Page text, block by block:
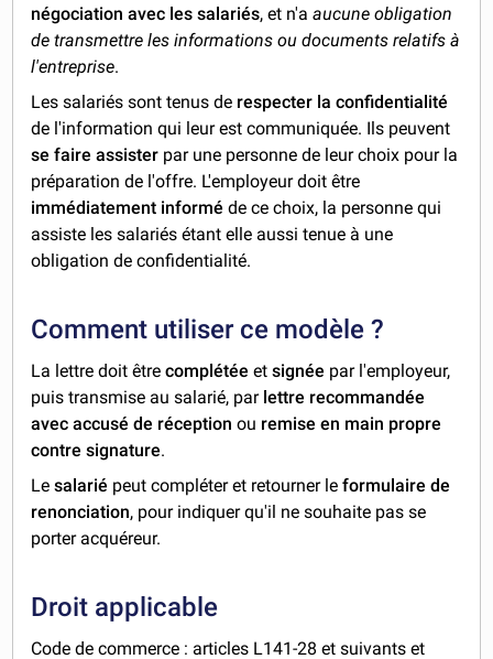
négociation avec les salariés, et n'aaucune obligation
de transmettre les informations ou documents relatifs à
l'entreprise.
Les salariés sont tenus de respecter la confidentialité
de l'information qui leur est communiquée. Ils peuvent
se faire assister par une personne de leur choix pour la
préparation de l'offre. L'employeur doit être
immédiatement informé de ce choix, la personne qui
assiste les salariés étant elle aussi tenue à une
obligation de confidentialité.
Comment utiliser ce modèle ?
La lettre doit êtrecomplétéeetsignée par l'employeur,
puis transmise au salarié, par lettre recommandée
avec accusé de réception ou remise en main propre
contre signature.
Lesalarié peut compléter et retourner leformulaire de
renonciation, pour indiquer qu'il ne souhaite pas se
porter acquéreur.
Droit applicable
Code de commerce : articles L141-28 et suivants et